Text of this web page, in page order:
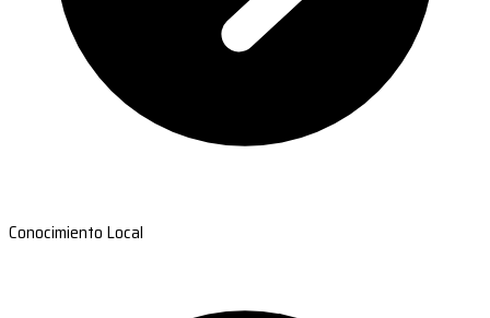
Conocimiento Local